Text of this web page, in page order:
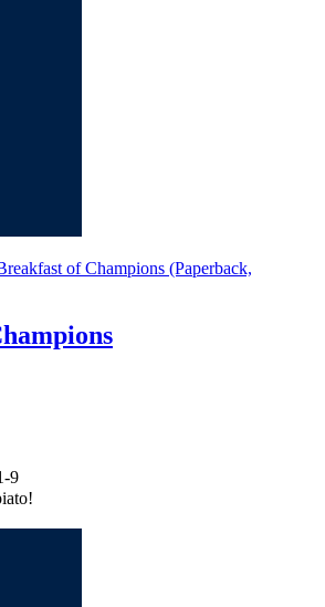
of Champions (Paperback,
9